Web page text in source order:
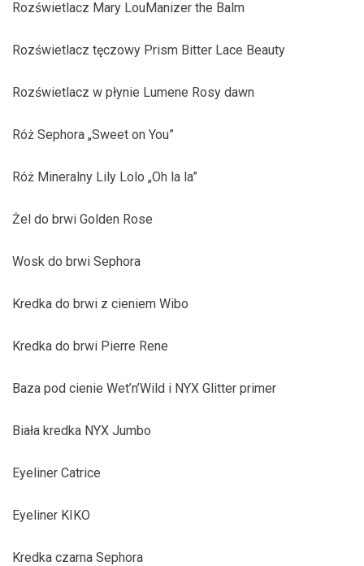
Rozświetlacz Mary LouManizer the Balm
Rozświetlacz tęczowy Prism Bitter Lace Beauty
Rozświetlacz w płynie Lumene Rosy dawn
Róż Sephora „Sweet on You”
Róż Mineralny Lily Lolo „Oh la la”
Żel do brwi Golden Rose
Wosk do brwi Sephora
Kredka do brwi z cieniem Wibo
Kredka do brwi Pierre Rene
Baza pod cienie Wet’n’Wild i NYX Glitter primer
Biała kredka NYX Jumbo
Eyeliner Catrice
Eyeliner KIKO
Kredka czarna Sephora